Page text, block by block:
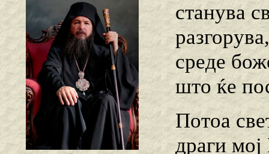
станува
среде
што ќе
Потоа
драги